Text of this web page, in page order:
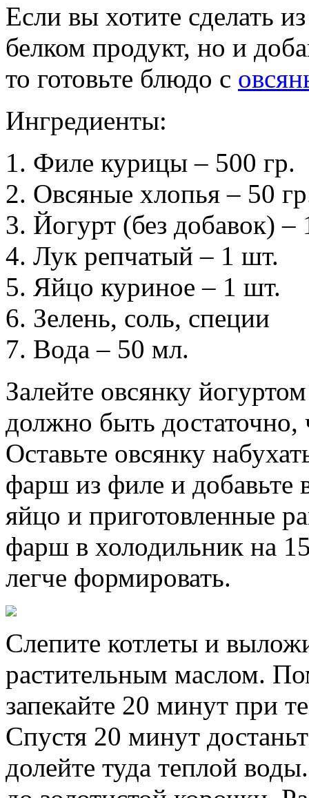
Если вы хотите сделать
белком продукт, но и
то готовьте блюдо с
Ингредиенты:
Филе курицы – 500 гр.
Овсяные хлопья – 50
Йогурт (без добавок) –
Лук репчатый – 1 шт.
Яйцо куриное – 1 шт.
Зелень, соль, специи
Вода – 50 мл.
Залейте овсянку
должно быть
Оставьте овсянку
фарш из филе и добавьте
яйцо и приготовленные
фарш в холодильник на
легче формировать.
Слепите котлеты и
растительным маслом.
запекайте 20 минут при
Спустя 20 минут
долейте туда теплой